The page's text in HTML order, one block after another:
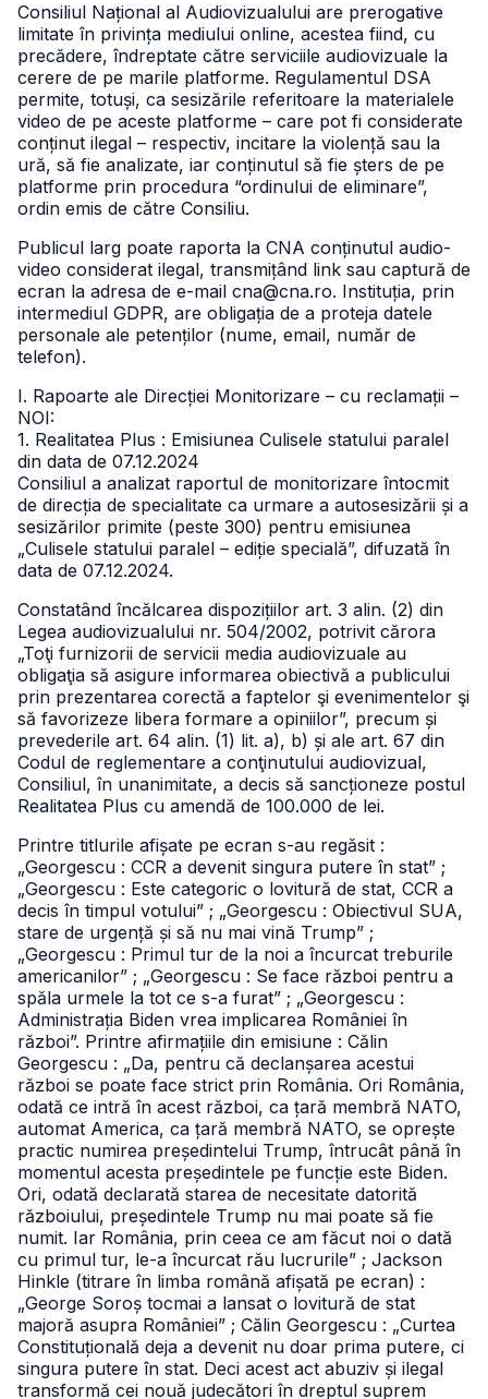
Consiliul Național al Audiovizualului are prerogative
limitate în privința mediului online, acestea fiind, cu
precădere, îndreptate către serviciile audiovizuale la
cerere de pe marile platforme. Regulamentul DSA
permite, totuși, ca sesizările referitoare la materialele
video de pe aceste platforme – care pot fi considerate
conținut ilegal – respectiv, incitare la violență sau la
ură, să fie analizate, iar conținutul să fie șters de pe
platforme prin procedura “ordinului de eliminare”,
ordin emis de către Consiliu.
Publicul larg poate raporta la CNA conținutul audio-
video considerat ilegal, transmițând link sau captură de
ecran la adresa de e-mail cna@cna.ro. Instituția, prin
intermediul GDPR, are obligația de a proteja datele
personale ale petenților (nume, email, număr de
telefon).
I. Rapoarte ale Direcției Monitorizare – cu reclamații –
NOI:
1. Realitatea Plus : Emisiunea Culisele statului paralel
din data de 07.12.2024
Consiliul a analizat raportul de monitorizare întocmit
de direcția de specialitate ca urmare a autosesizării și a
sesizărilor primite (peste 300) pentru emisiunea
„Culisele statului paralel – ediție specială”, difuzată în
data de 07.12.2024.
Constatând încălcarea dispozițiilor art. 3 alin. (2) din
Legea audiovizualului nr. 504/2002, potrivit cărora
„Toţi furnizorii de servicii media audiovizuale au
obligaţia să asigure informarea obiectivă a publicului
prin prezentarea corectă a faptelor şi evenimentelor şi
să favorizeze libera formare a opiniilor”, precum și
prevederile art. 64 alin. (1) lit. a), b) și ale art. 67 din
Codul de reglementare a conţinutului audiovizual,
Consiliul, în unanimitate, a decis să sancționeze postul
Realitatea Plus cu amendă de 100.000 de lei.
Printre titlurile afișate pe ecran s-au regăsit :
„Georgescu : CCR a devenit singura putere în stat” ;
„Georgescu : Este categoric o lovitură de stat, CCR a
decis în timpul votului” ; „Georgescu : Obiectivul SUA,
stare de urgență și să nu mai vină Trump” ;
„Georgescu : Primul tur de la noi a încurcat treburile
americanilor” ; „Georgescu : Se face război pentru a
spăla urmele la tot ce s-a furat” ; „Georgescu :
Administrația Biden vrea implicarea României în
război”. Printre afirmațiile din emisiune : Călin
Georgescu : „Da, pentru că declanșarea acestui
război se poate face strict prin România. Ori România,
odată ce intră în acest război, ca țară membră NATO,
automat America, ca țară membră NATO, se oprește
practic numirea președintelui Trump, întrucât până în
momentul acesta președintele pe funcție este Biden.
Ori, odată declarată starea de necesitate datorită
războiului, președintele Trump nu mai poate să fie
numit. Iar România, prin ceea ce am făcut noi o dată
cu primul tur, le-a încurcat rău lucrurile” ; Jackson
Hinkle (titrare în limba română afișată pe ecran) :
„George Soroș tocmai a lansat o lovitură de stat
majoră asupra României” ; Călin Georgescu : „Curtea
Constituțională deja a devenit nu doar prima putere, ci
singura putere în stat. Deci acest act abuziv și ilegal
transformă cei nouă judecători în dreptul suprem